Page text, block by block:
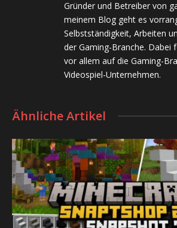
Gründer und Betreiber von
meinem Blog geht es
Selbstständigkeit, Arbeiten
der Gaming-Branche. Dabei
vor allem auf die Gaming-
Videospiel-Unternehmen.
Ähnliche Artikel